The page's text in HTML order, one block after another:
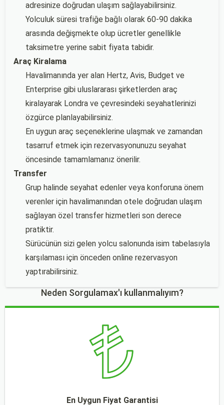
adresinize doğrudan ulaşım sağlayabilirsiniz.
Yolculuk süresi trafiğe bağlı olarak 60-90 dakika
arasında değişmekte olup ücretler genellikle
taksimetre yerine sabit fiyata tabidir.
Araç Kiralama
Havalimanında yer alan Hertz, Avis, Budget ve
Enterprise gibi uluslararası şirketlerden araç
kiralayarak Londra ve çevresindeki seyahatlerinizi
özgürce planlayabilirsiniz.
En uygun araç seçeneklerine ulaşmak ve zamandan
tasarruf etmek için rezervasyonunuzu seyahat
öncesinde tamamlamanız önerilir.
Transfer
Grup halinde seyahat edenler veya konforuna önem
verenler için havalimanından otele doğrudan ulaşım
sağlayan özel transfer hizmetleri son derece
pratiktir.
Sürücünün sizi gelen yolcu salonunda isim tabelasıyla
karşılaması için önceden online rezervasyon
yaptırabilirsiniz.
Neden Sorgulamax'ı kullanmalıyım?
En Uygun Fiyat Garantisi